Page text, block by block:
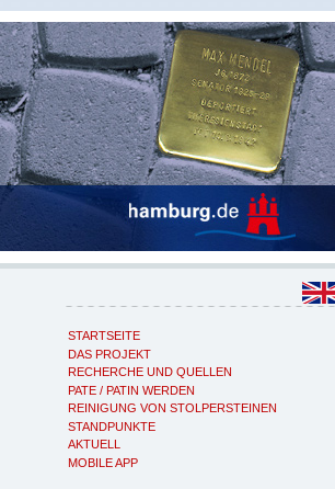
STARTSEITE
DAS PROJEKT
RECHERCHE UND QUELLEN
PATE / PATIN WERDEN
REINIGUNG VON STOLPERSTEINEN
STANDPUNKTE
AKTUELL
MOBILE APP